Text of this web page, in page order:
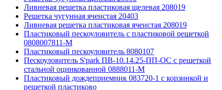
Ливневая решетка пластиковая щелевая 208019
Решетка чугунная ячеистая 20403
Ливневая решетка пластиковая ячеистая 208019
Пластиковый пескоуловитель с пластиковой решеткой
0808007811-М
Пластиковый пескоуловитель 8080107
Пескоуловитель S'park ПВ-10.14.25-ПП-ОС с решеткой
стальной оцинкованной 0888011-М
Пластиковый дождеприемник 083720-1 c корзинкой и
решеткой пластиково